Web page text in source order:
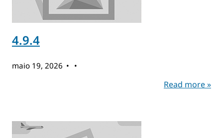
4.9.4
maio 19, 2026
Read more »